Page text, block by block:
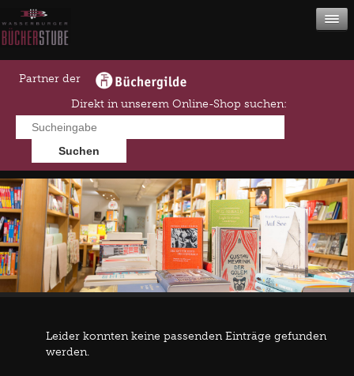
Partner der
Direkt in unserem Online-Shop suchen:
Leider konnten keine passenden Einträge gefunden
werden.